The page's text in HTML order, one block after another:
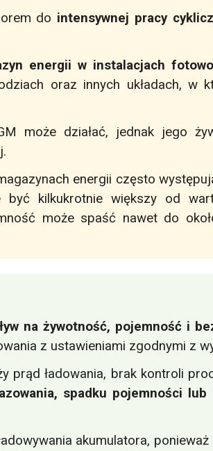
do intensywnej pracy
energii w instalacjach
oraz innych układach,
może działać, jednak jego
energii często
być kilkukrotnie większy od
może spaść nawet do
na żywotność, pojemność i
z ustawieniami zgodnymi z
prąd ładowania, brak kontroli
spadku pojemności
akumulatora,